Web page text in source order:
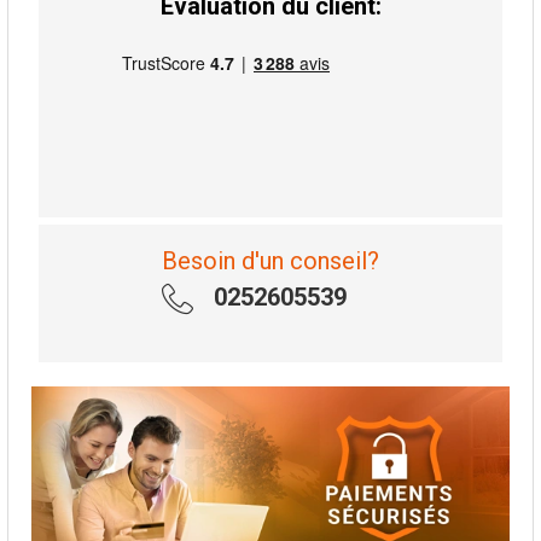
Besoin d'un conseil?
0252605539